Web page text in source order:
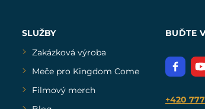
SLUŽBY
Zakázková výroba
Meče pro Kingdom Come
Filmový merch
BUĎTE
+420